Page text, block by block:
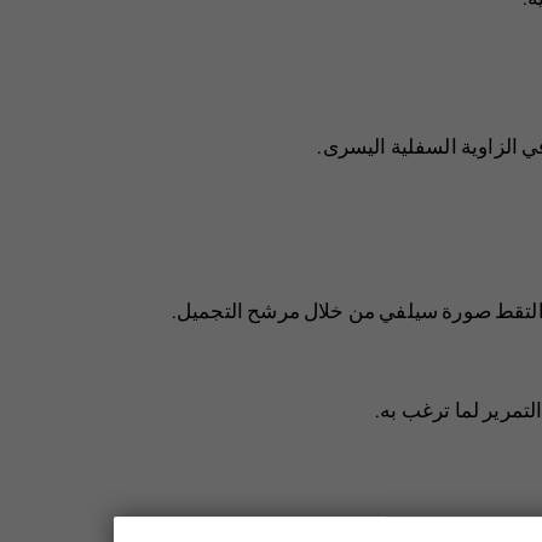
الزاوية السفلية اليسرى.
التقط صورة سيلفي من خلال مرشح التجميل.
لما ترغب به.